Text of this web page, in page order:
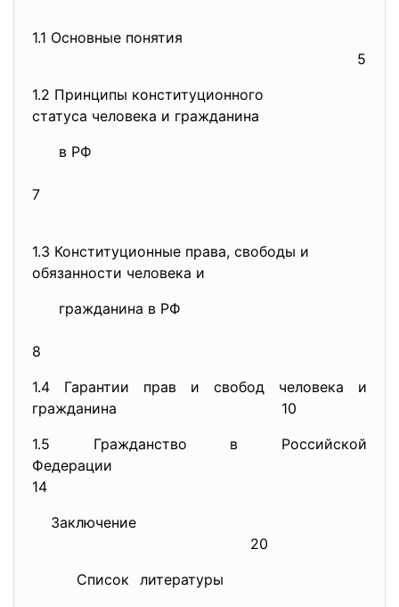
1.1 Основные понятия
5
1.2 Принципы конституционного
статуса человека и гражданина
в РФ
7
1.3 Конституционные права, свободы и
обязанности человека и
гражданина в РФ
8
1.4 Гарантии прав и свобод человека и
гражданина
10
1.5 Гражданство в Российской
Федерации
14
Заключение
20
Список литературы